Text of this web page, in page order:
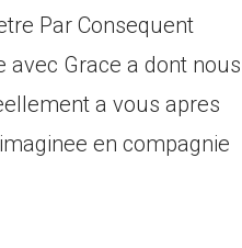
Par Consequent
avec Grace a dont nous
a vous apres
en compagnie